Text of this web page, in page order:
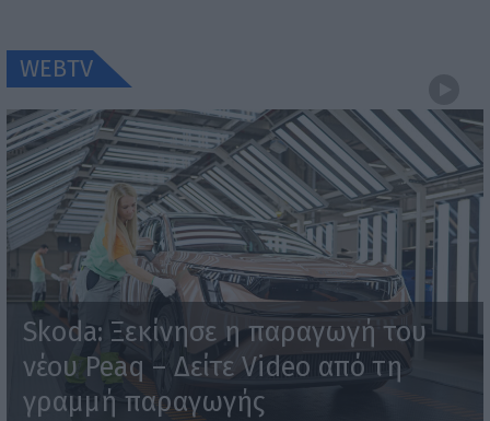
WEBTV
Skoda: Ξεκίνησε η παραγωγή του
νέου Peaq – Δείτε Video από τη
γραμμή παραγωγής